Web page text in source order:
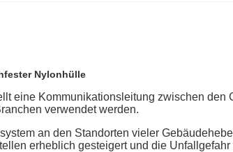
Nylonhülle
eine Kommunikationsleitung zwischen den
verwendet werden.
an den Standorten vieler
erheblich gesteigert und die Unfallgefahr